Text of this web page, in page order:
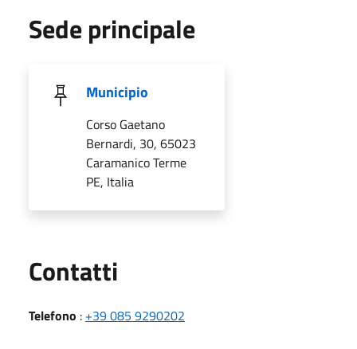
Sede principale
Municipio
Corso Gaetano
Bernardi, 30, 65023
Caramanico Terme
PE, Italia
Contatti
Telefono : +39 085 9290202